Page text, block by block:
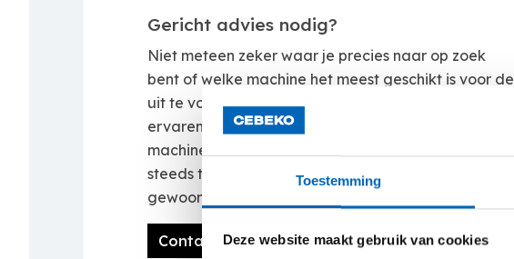
Toestemming
Deze website maakt gebruik van cookies
Gericht advies nodig?
Niet meteen zeker waar je precies naar op zoek
bent of welke machine het meest geschikt is voor de
uit te voeren werken? Neem dan contact op met ons
ervaren verhuurteam. Zij zoeken samen met jou een
machine op maat van het project. Bestaat er nog
steeds twijfel? Dan komt onze Rental Advisor
gewoon ter plaatse.
Contacteer ons